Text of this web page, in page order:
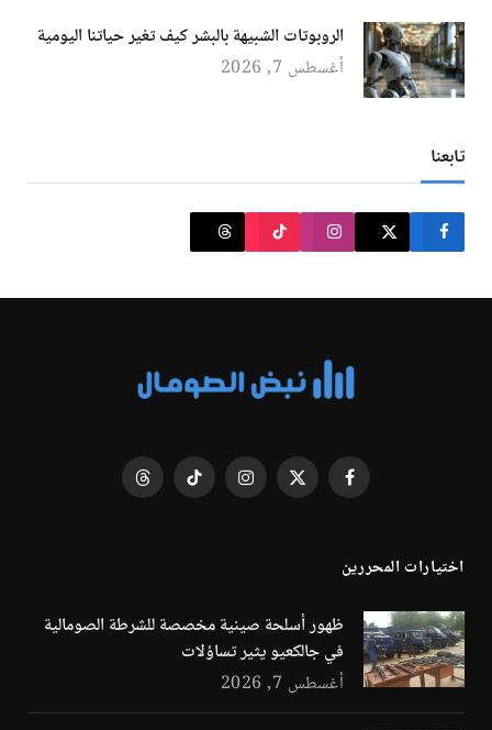
الروبوتات الشبيهة بالبشر كيف تغير حياتنا اليومية
أغسطس 7, 2026
تابعنا
فيسبوك X
الانستغرامتيكتوك Threads
اختيارات المحررين
ظهور أسلحة صينية مخصصة للشرطة الصومالية
في جالكعيو يثير تساؤلات
أغسطس 7, 2026